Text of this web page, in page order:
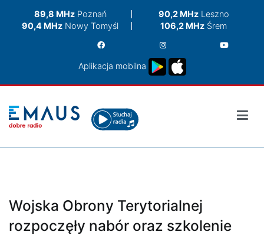
89,8 MHzPoznań 90,2 MHzLeszno
90,4 MHz Nowy Tomyśl 106,2 MHz Śrem
Aplikacja mobilna
Wojska Obrony Terytorialnej
rozpoczęły nabór oraz szkolenie